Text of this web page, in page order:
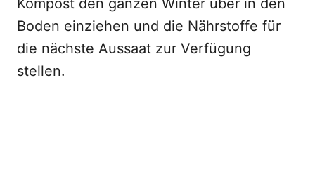
Kompost den ganzen Winter über in den
Boden einziehen und die Nährstoffe für
die nächste Aussaat zur Verfügung
stellen.